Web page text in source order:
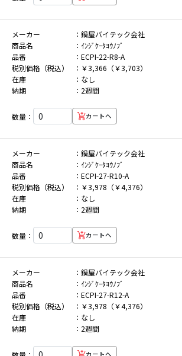
メーカー
鍋屋バイテック会社
商品名
ｲﾝｼﾞｹｰﾀﾖｳﾉﾌﾞ
品番
ECPI-22-R8-A
税別価格（税込）
￥3,366（￥3,703）
在庫
なし
納期
2週間
数量： カートへ
メーカー
鍋屋バイテック会社
商品名
ｲﾝｼﾞｹｰﾀﾖｳﾉﾌﾞ
品番
ECPI-27-R10-A
税別価格（税込）
￥3,978（￥4,376）
在庫
なし
納期
2週間
数量： カートへ
メーカー
鍋屋バイテック会社
商品名
ｲﾝｼﾞｹｰﾀﾖｳﾉﾌﾞ
品番
ECPI-27-R12-A
税別価格（税込）
￥3,978（￥4,376）
在庫
なし
納期
2週間
カートへ